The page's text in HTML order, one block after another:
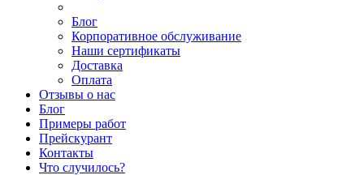
Блог
Корпоративное обслуживание
Наши сертификаты
Доставка
Оплата
Отзывы о нас
Блог
Примеры работ
Прейскурант
Контакты
Что случилось?